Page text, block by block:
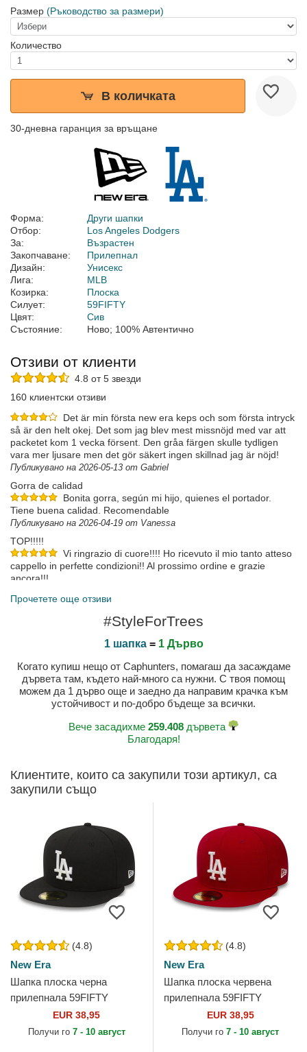
Размер (Ръководство за размери)
Количество
В количката
30-дневна гаранция за връщане
Форма:
Други шапки
Отбор:
Los Angeles Dodgers
За:
Възрастен
Закопчаване:
Прилепнал
Дизайн:
Унисекс
Лига:
MLB
Козирка:
Плоска
Силует:
59FIFTY
Цвят:
Сив
Състояние:
Ново; 100% Автентично
Отзиви от клиенти
4.8 от 5 звезди
160 клиентски отзиви
Det är min första new era keps och som första intryck
så är den helt okej. Det som jag blev mest missnöjd med var att
packetet kom 1 vecka försent. Den gråa färgen skulle tydligen
vara mer ljusare men det gör säkert ingen skillnad jag är nöjd!
Публикувано на 2026-05-13 от Gabriel
Gorra de calidad
Bonita gorra, según mi hijo, quienes el portador.
Tiene buena calidad. Recomendable
Публикувано на 2026-04-19 от Vanessa
TOP!!!!!
Vi ringrazio di cuore!!!! Ho ricevuto il mio tanto atteso
cappello in perfette condizioni!! Al prossimo ordine e grazie
ancora!!!
Публикувано на 2025-06-10 от Dawid
Прочетете още отзиви
#StyleForTrees
1 шапка= 1 Дърво
Когато купиш нещо от Caphunters, помагаш да засаждаме
дървета там, където най-много са нужни. С твоя помощ
можем да 1 дърво още и заедно да направим крачка към
устойчивост и по-добро бъдеще за всички.
Вече засадихме 259.408 дървета
Благодаря!
Клиентите, които са закупили този артикул, са
закупили също
(4.8)
New Era
Шапка плоска черна
прилепнала 59FIFTY
Essential на Los Angeles
Dodgers MLB от New Era
EUR 38,95
Получи го 7 - 10 август
(4.8)
New Era
Шапка плоска червена
прилепнала 59FIFTY
Essential на Los Angeles
Dodgers MLB от New Era
EUR 38,95
Получи го 7 - 10 август